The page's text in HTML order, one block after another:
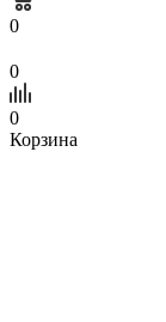
0
0
0
Корзина